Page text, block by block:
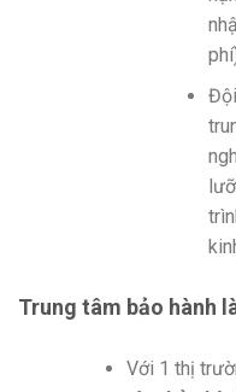
Trung tâm bảo hành
Với 1 thị